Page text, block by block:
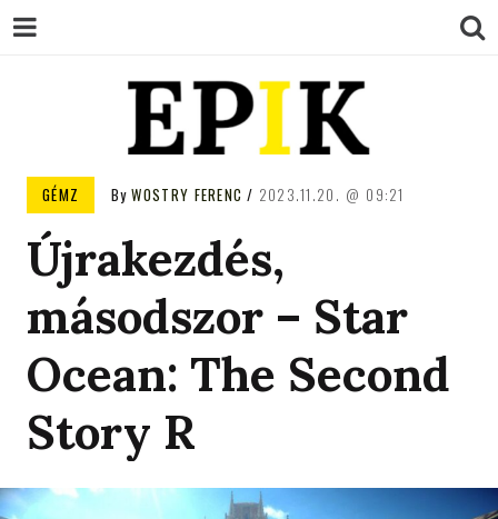
EPIK
GÉMZ ByWOSTRY FERENC 2023.11.20. 09:21
Újrakezdés,
másodszor – Star
Ocean: The Second
Story R